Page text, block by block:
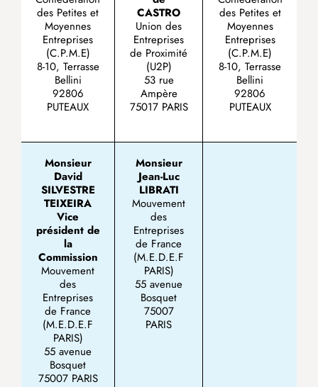
des Petites et
Moyennes
Entreprises
(C.P.M.E)
8-10, Terrasse
Bellini
92806
PUTEAUX
CASTRO
Union des
Entreprises
de Proximité
(U2P)
53 rue
Ampère
75017 PARIS
des Petites et
Moyennes
Entreprises
(C.P.M.E)
8-10, Terrasse
Bellini
92806
PUTEAUX
Monsieur
David
SILVESTRE
TEIXEIRA
Vice
président de
la
Commission
Mouvement
des
Entreprises
de France
(M.E.D.E.F
PARIS)
55 avenue
Bosquet
75007 PARIS
Monsieur
Jean-Luc
LIBRATI
Mouvement
des
Entreprises
de France
(M.E.D.E.F
PARIS)
55 avenue
Bosquet
75007
PARIS